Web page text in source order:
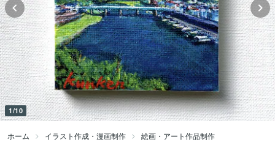
1/10
ホーム イラスト作成・漫画制作 絵画・アート作品制作